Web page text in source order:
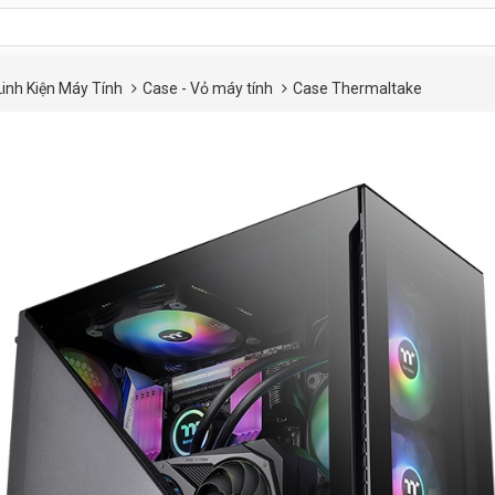
Kiện Máy Tính Case - Vỏ máy tính Case Thermaltake